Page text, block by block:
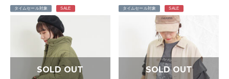
タイムセール対象 SALE
SOLD OUT
タイムセール対象 SALE
SOLD OUT